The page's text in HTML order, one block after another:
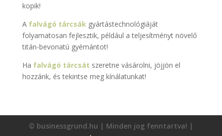
kopik!
A falvágó tárcsák gyártástechnológiáját
folyamatosan fejlesztik, például a teljesítményt növelő
titán-bevonatú gyémántot!
Ha falvágó tárcsát szeretne vásárolni, jöjjön el
hozzánk, és tekintse meg kínálatunkat!
© businessgrund.hu | Minden jog fenntartva! |